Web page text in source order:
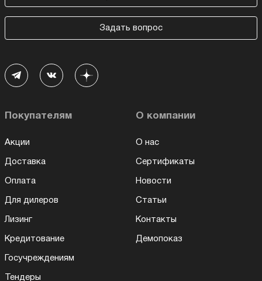
Задать вопрос
Покупателям
Акции
Доставка
Оплата
Для дилеров
Лизинг
Кредитование
Госучреждениям
Тендеры
О компании
О нас
Сертификаты
Новости
Статьи
Контакты
Демопоказ